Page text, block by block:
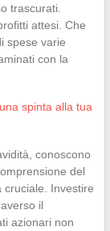
trascurati.
attesi. Che
spese varie
con la
spinta alla tua
conoscono
del
cruciale. Investire
il
azionari non